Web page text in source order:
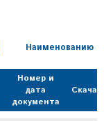
Наименованию
Номер и
дата
документа